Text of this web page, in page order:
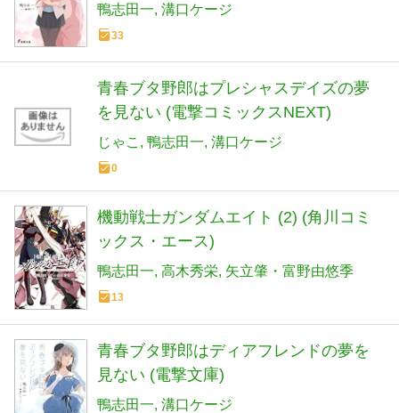
鴨志田一 溝口ケージ
33
青春ブタ野郎はプレシャスデイズの夢
を見ない (電撃コミックスNEXT)
じゃこ 鴨志田一 溝口ケージ
0
機動戦士ガンダムエイト (2) (角川コミ
ックス・エース)
鴨志田一 高木秀栄 矢立肇・富野由悠季
13
青春ブタ野郎はディアフレンドの夢を
見ない (電撃文庫)
鴨志田一 溝口ケージ